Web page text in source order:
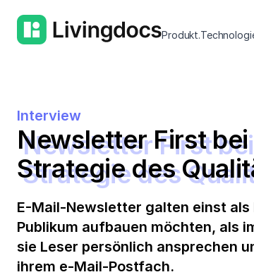
Produkt.
Interview
Newsletter First
Strategie des
E-Mail-Newsletter galten einst als
Publikum aufbauen möchten, als
sie Leser persönlich ansprechen
ihrem e-Mail-Postfach.